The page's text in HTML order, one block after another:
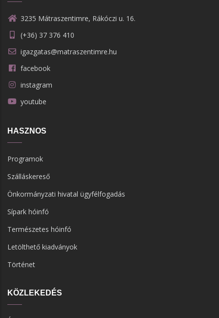
3235 Mátraszentimre, Rákóczi u. 16.
(+36) 37 376 410
igazgatas@matraszentimre.hu
facebook
instagram
youtube
HASZNOS
Programok
Szálláskereső
Önkormányzati hivatal ügyfélfogadás
Sípark hóinfó
Természetes hóinfó
Letölthető kiadványok
Történet
KÖZLEKEDÉS